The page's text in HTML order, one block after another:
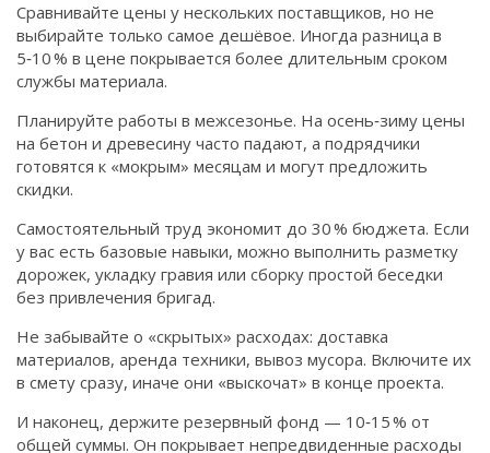
Сравнивайте цены у нескольких поставщиков, но не
выбирайте только самое дешёвое. Иногда разница в
5‑10 % в цене покрывается более длительным сроком
службы материала.
Планируйте работы в межсезонье. На осень‑зиму цены
на бетон и древесину часто падают, а подрядчики
готовятся к «мокрым» месяцам и могут предложить
скидки.
Самостоятельный труд экономит до 30 % бюджета. Если
у вас есть базовые навыки, можно выполнить разметку
дорожек, укладку гравия или сборку простой беседки
без привлечения бригад.
Не забывайте о «скрытых» расходах: доставка
материалов, аренда техники, вывоз мусора. Включите их
в смету сразу, иначе они «выскочат» в конце проекта.
И наконец, держите резервный фонд — 10‑15 % от
общей суммы. Он покрывает непредвиденные расходы